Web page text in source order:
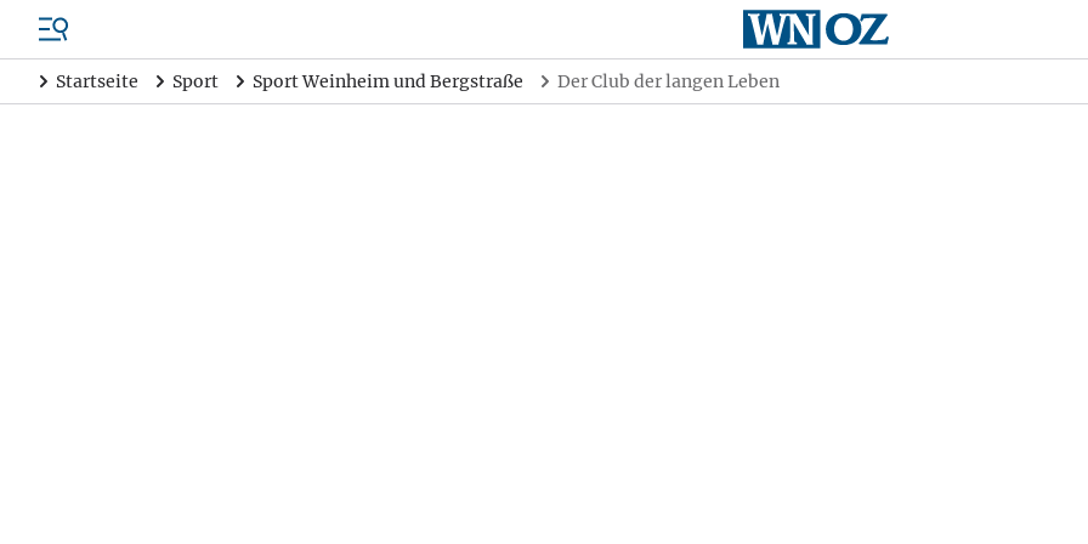
Startseite Sport Sport Weinheim und Bergstraße Der Club der langen Leben